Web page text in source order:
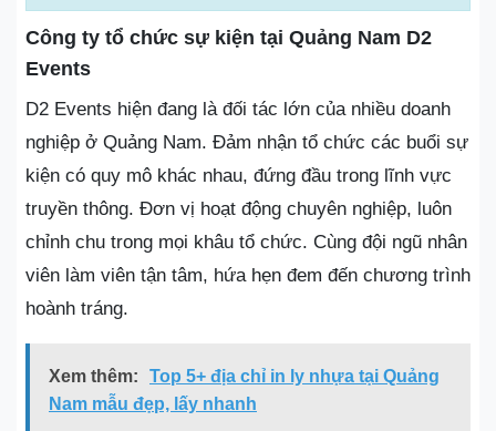
Công ty tổ chức sự kiện tại Quảng Nam D2
Events
D2 Events hiện đang là đối tác lớn của nhiều doanh
nghiệp ở Quảng Nam. Đảm nhận tổ chức các buổi sự
kiện có quy mô khác nhau, đứng đầu trong lĩnh vực
truyền thông. Đơn vị hoạt động chuyên nghiệp, luôn
chỉnh chu trong mọi khâu tổ chức. Cùng đội ngũ nhân
viên làm viên tận tâm, hứa hẹn đem đến chương trình
hoành tráng.
Xem thêm:
Top 5+ địa chỉ in ly nhựa tại Quảng
Nam mẫu đẹp, lấy nhanh